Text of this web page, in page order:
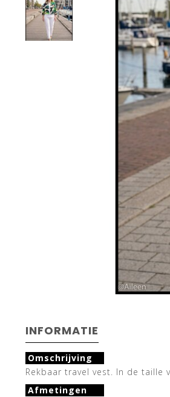
INFORMATIE
Omschrijving
Rekbaar travel vest. In de taille
Afmetingen